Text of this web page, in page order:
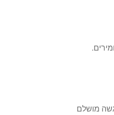
מושלם